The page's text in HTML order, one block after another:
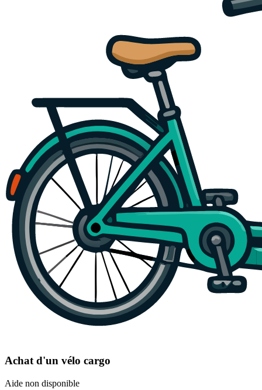
Achat d'un vélo cargo
Aide non disponible